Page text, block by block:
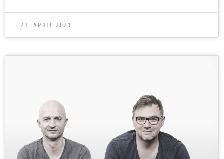
23. APRIL 2021